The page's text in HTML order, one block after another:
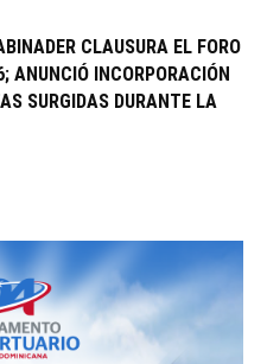
CLAUSURA EL FORO
ANUNCIÓ INCORPORACIÓN
SURGIDAS DURANTE LA